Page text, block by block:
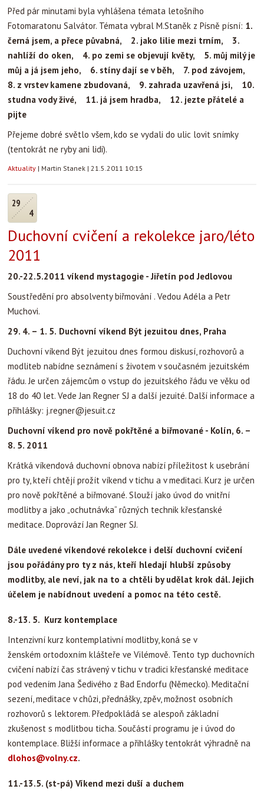
Před pár minutami byla vyhlášena témata letošního
Fotomaratonu Salvátor. Témata vybral M.Staněk z Písně písní: 1.
černá jsem, a přece půvabná, 2. jako lilie mezi trním, 3.
nahlíží do oken, 4. po zemi se objevují květy, 5. můj milý je
můj a já jsem jeho, 6. stíny dají se v běh, 7. pod závojem,
8. z vrstev kamene zbudovaná, 9. zahrada uzavřená jsi, 10.
studna vody živé, 11. já jsem hradba, 12. jezte přátelé a
pijte
Přejeme dobré světlo všem, kdo se vydali do ulic lovit snímky
(tentokrát ne ryby ani lidi).
Aktuality | Martin Stanek | 21.5.2011 10:15
29
4
Duchovní cvičení a rekolekce jaro/léto
2011
20.-22.5.2011 víkend mystagogie - Jiřetín pod Jedlovou
Soustředění pro absolventy biřmování . Vedou Adéla a Petr
Muchovi.
29. 4. – 1. 5. Duchovní víkend Být jezuitou dnes, Praha
Duchovní víkend Být jezuitou dnes formou diskusí, rozhovorů a
modliteb nabídne seznámení s životem v současném jezuitském
řádu. Je určen zájemcům o vstup do jezuitského řádu ve věku od
18 do 40 let. Vede Jan Regner SJ a další jezuité. Další informace a
přihlášky: j.regner@jesuit.cz
Duchovní víkend pro nově pokřtěné a biřmované - Kolín, 6. –
8. 5. 2011
Krátká víkendová duchovní obnova nabízí příležitost k usebrání
pro ty, kteří chtějí prožít víkend v tichu a v meditaci. Kurz je určen
pro nově pokřtěné a biřmované. Slouží jako úvod do vnitřní
modlitby a jako „ochutnávka“ různých technik křesťanské
meditace. Doprovází Jan Regner SJ.
Dále uvedené víkendové rekolekce i delší duchovní cvičení
jsou pořádány pro ty z nás, kteří hledají hlubší způsoby
modlitby, ale neví, jak na to a chtěli by udělat krok dál. Jejich
účelem je nabídnout uvedení a pomoc na této cestě.
8.-13. 5. Kurz kontemplace
Intenzivní kurz kontemplativní modlitby, koná se v
ženském ortodoxním klášteře ve Vilémově. Tento typ duchovních
cvičení nabízí čas strávený v tichu v tradici křesťanské meditace
pod vedením Jana Šedivého z Bad Endorfu (Německo). Meditační
sezení, meditace v chůzi, přednášky, zpěv, možnost osobních
rozhovorů s lektorem. Předpokládá se alespoň základní
zkušenost s modlitbou ticha. Součástí programu je i úvod do
kontemplace. Bližší informace a přihlášky tentokrát výhradně na
dlohos@volny.cz.
11.-13.5. (st-pá) Víkend mezi duší a duchem